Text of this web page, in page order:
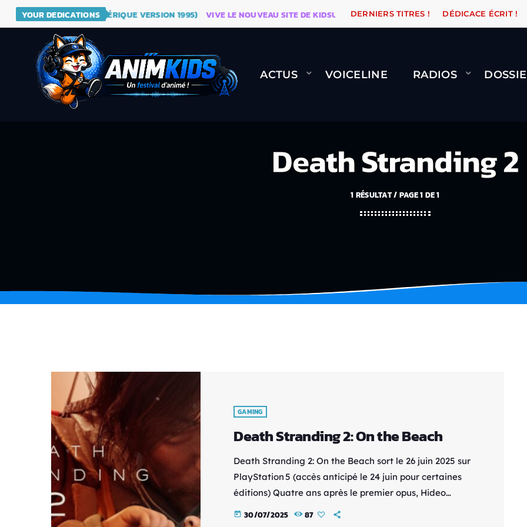
YOUR DEDICATIONS
DRAGON BALL (GÉNÉRIQUE VERSION 1995) VIVE LE NOUVEAU SITE DE KIDSUNE WARÉTRO ORANGE ROAD QUI
DERNIERS TITRES ! DÉDICACE ÉCRIT !
ACTUS VOICELINE RADIOS
Death Stranding 2
1 RÉSULTAT / PAGE 1 DE 1
GAMING
Death Stranding 2: On the Beach
Death Stranding 2: On the Beach sort le 26 juin 2025 sur
PlayStation 5 (accès anticipé le 24 juin pour certaines
éditions) Quatre ans après le premier opus, Hideo
Kojima livre une suite ambitieuse, plus accessible, mais
today 30/07/2025 87